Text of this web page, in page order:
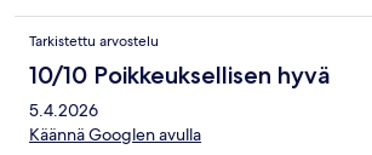
Tarkistettu arvostelu
10/10 Poikkeuksellisen hyvä
5.4.2026
Käännä Googlen avulla